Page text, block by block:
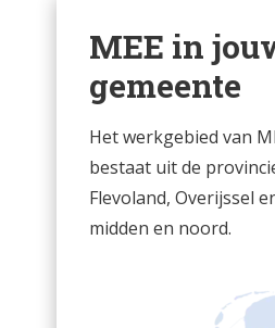
MEE in
gemeente
Het werkgebied van
bestaat uit de
Flevoland, Overijssel
midden en noord.